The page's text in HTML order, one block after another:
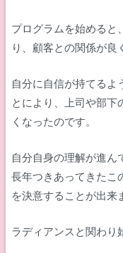
プログラムを始めると
り、顧客との関係が良
自分に自信が持てるよ
とにより、上司や部下
くなったのです。
自分自身の理解が進ん
長年つきあってきたこ
を決意することが出来
ラディアンスと関わり